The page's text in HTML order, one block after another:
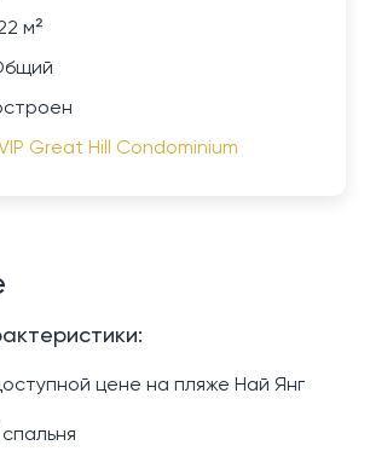
м²
Great Hill Condominium
цене на пляже Най Янг